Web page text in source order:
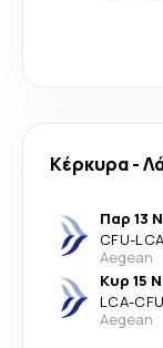
Κέρκυρα-
Παρ 13
CFU-LCA
Aegean
Κυρ 15
LCA-CFU
Aegean